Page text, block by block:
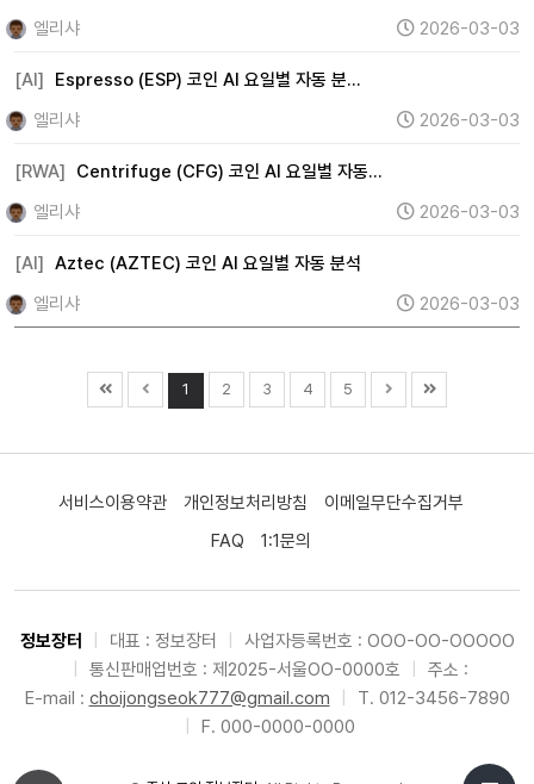
엘리샤
2026-03-03
[AI]
Espresso (ESP) 코인 AI 요일별 자동 분…
엘리샤
2026-03-03
[RWA]
Centrifuge (CFG) 코인 AI 요일별 자동…
엘리샤
2026-03-03
[AI] Aztec (AZTEC) 코인 AI 요일별 자동 분석
엘리샤
2026-03-03
1 2 3 4 5
서비스이용약관 개인정보처리방침
이메일무단수집거부
FAQ
1:1문의
정보장터 대표 : 정보장터
사업자등록번호 : OOO-OO-OOOOO
통신판매업번호 : 제2025-서울OO-0000호
주소 :
E-mail : choijongseok777@gmail.com
T. 012-3456-7890
F. 000-0000-0000